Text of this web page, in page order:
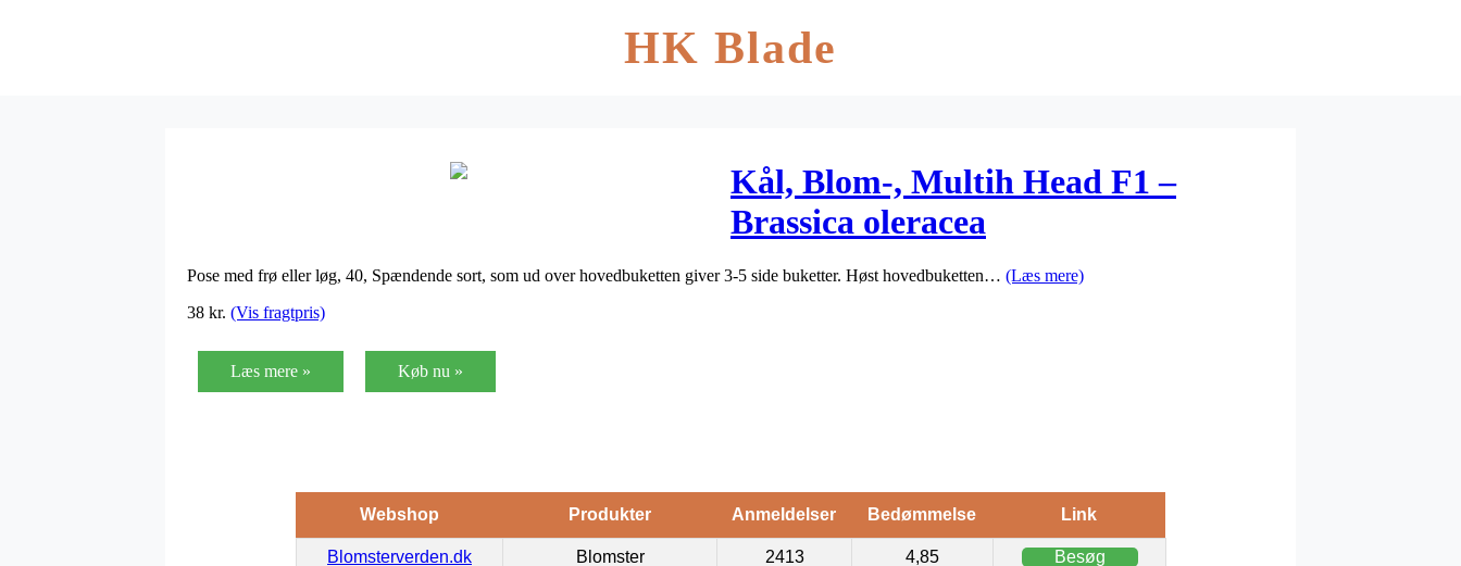
HK Blade
Kål, Blom-, Multih Head F1 –
Brassica oleracea
Pose med frø eller løg, 40, Spændende sort, som ud over hovedbuketten giver 3-5 side buketter. Høst hovedbuketten… (Læs mere)
38 kr. (Vis fragtpris)
Læs mere » Køb nu »
Webshop Produkter Anmeldelser Bedømmelse Link
Blomsterverden.dk Blomster 2413 4,85 Besøg